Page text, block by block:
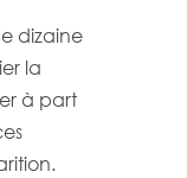
dizaine
la
à part